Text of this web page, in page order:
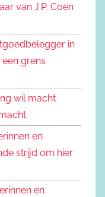
van J.P. Coen
in
een grens
wil macht
en
strijd om hier
en